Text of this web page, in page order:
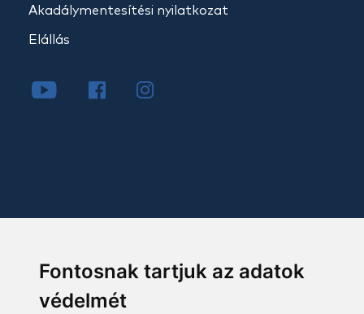
Fontosnak tartjuk az adatok
védelmét
Akadálymentesítési nyilatkozat
Elállás